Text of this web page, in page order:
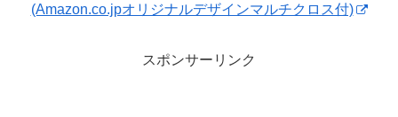
(Amazon.co.jpオリジナルデザインマルチクロス付)
スポンサーリンク